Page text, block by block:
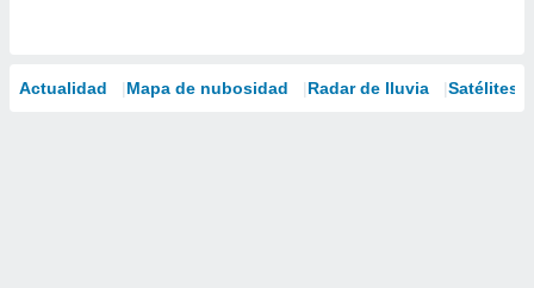
Actualidad Mapa de nubosidad Radar de lluvia Satélites